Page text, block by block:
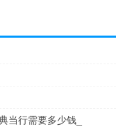
当行需要多少钱_